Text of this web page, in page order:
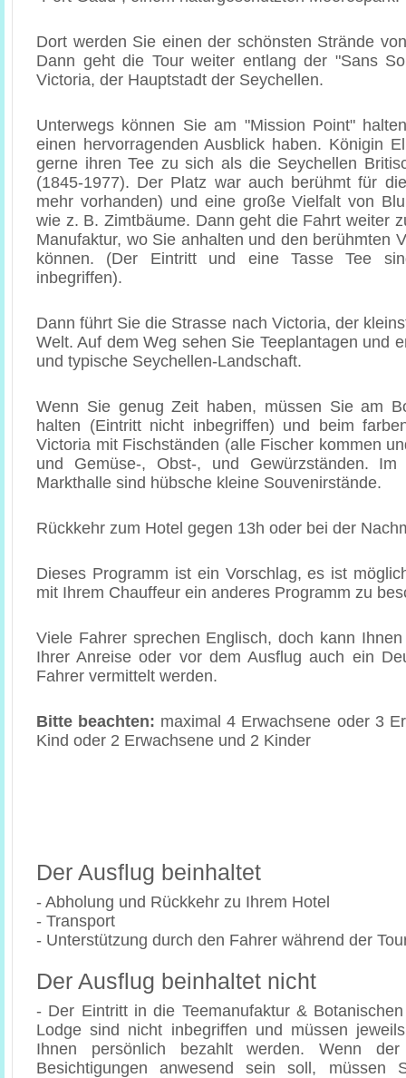
Dort werden Sie einen der schönsten Strände
Dann geht die Tour weiter entlang der "Sans
Victoria, der Hauptstadt der Seychellen.
Unterwegs können Sie am "Mission Point"
einen hervorragenden Ausblick haben. Königin
gerne ihren Tee zu sich als die Seychellen
(1845-1977). Der Platz war auch berühmt für
mehr vorhanden) und eine große Vielfalt von
wie z. B. Zimtbäume. Dann geht die Fahrt weiter
Manufaktur, wo Sie anhalten und den berühmten
können. (Der Eintritt und eine Tasse Tee
inbegriffen).
Dann führt Sie die Strasse nach Victoria, der
Welt. Auf dem Weg sehen Sie Teeplantagen und
und typische Seychellen-Landschaft.
Wenn Sie genug Zeit haben, müssen Sie am
halten (Eintritt nicht inbegriffen) und beim
Victoria mit Fischständen (alle Fischer kommen
und Gemüse-, Obst-, und Gewürzständen.
Markthalle sind hübsche kleine Souvenirstände.
Rückkehr zum Hotel gegen 13h oder bei der
Dieses Programm ist ein Vorschlag, es ist
mit Ihrem Chauffeur ein anderes Programm zu
Viele Fahrer sprechen Englisch, doch kann
Ihrer Anreise oder vor dem Ausflug auch ein
Fahrer vermittelt werden.
Bitte beachten: maximal 4 Erwachsene oder 3
Kind oder 2 Erwachsene und 2 Kinder
Der Ausflug beinhaltet
- Abholung und Rückkehr zu Ihrem Hotel
- Transport
- Unterstützung durch den Fahrer während der
Der Ausflug beinhaltet nicht
- Der Eintritt in die Teemanufaktur &
Lodge sind nicht inbegriffen und müssen
Ihnen persönlich bezahlt werden. Wenn
Besichtigungen anwesend sein soll, müssen